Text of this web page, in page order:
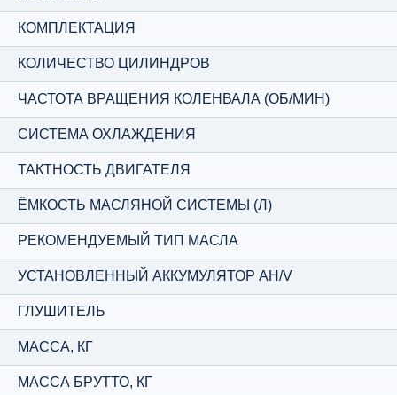
КОМПЛЕКТАЦИЯ
КОЛИЧЕСТВО ЦИЛИНДРОВ
ЧАСТОТА ВРАЩЕНИЯ КОЛЕНВАЛА (ОБ/МИН)
СИСТЕМА ОХЛАЖДЕНИЯ
ТАКТНОСТЬ ДВИГАТЕЛЯ
ЁМКОСТЬ МАСЛЯНОЙ СИСТЕМЫ (Л)
РЕКОМЕНДУЕМЫЙ ТИП МАСЛА
УСТАНОВЛЕННЫЙ АККУМУЛЯТОР AH/V
ГЛУШИТЕЛЬ
МАССА, КГ
МАССА БРУТТО, КГ